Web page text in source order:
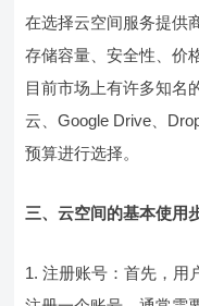
在选择云空间服务提供
存储容量、安全性、价
目前市场上有许多知名
云、Google Drive、
预算进行选择。
三、云空间的基本使用
1. 注册账号：首先，用